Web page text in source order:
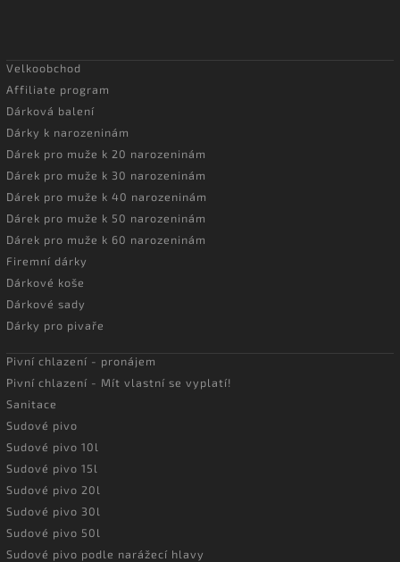
Velkoobchod
Affiliate program
Dárková balení
Dárky k narozeninám
Dárek pro muže k 20 narozeninám
Dárek pro muže k 30 narozeninám
Dárek pro muže k 40 narozeninám
Dárek pro muže k 50 narozeninám
Dárek pro muže k 60 narozeninám
Firemní dárky
Dárkové koše
Dárkové sady
Dárky pro pivaře
Pivní chlazení - pronájem
Pivní chlazení - Mít vlastní se vyplatí!
Sanitace
Sudové pivo
Sudové pivo 10l
Sudové pivo 15l
Sudové pivo 20l
Sudové pivo 30l
Sudové pivo 50l
Sudové pivo podle narážecí hlavy